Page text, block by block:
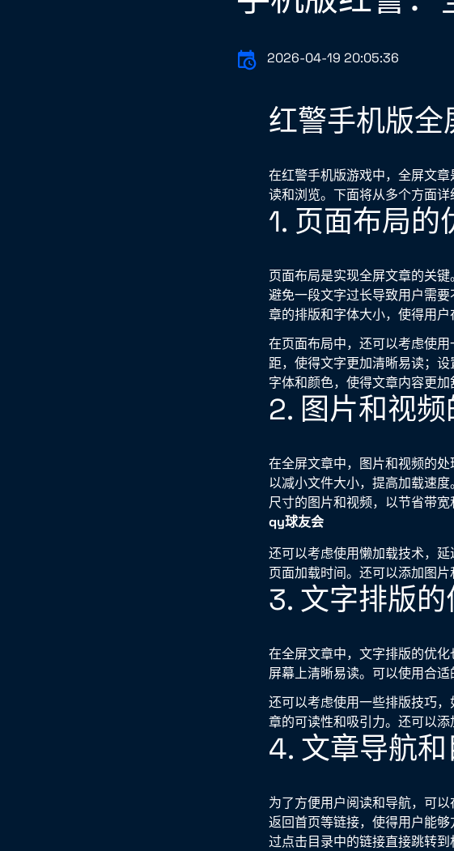
2026-04-19 20:05:36
红警手机版
在红警手机版游戏中，全屏文
读和浏览。下面将从多个方面详
1. 页面布局的
页面布局是实现全屏文章的关
避免一段文字过长导致用户需
章的排版和字体大小，使得用户
在页面布局中，还可以考虑使
距，使得文字更加清晰易读；
字体和颜色，使得文章内容更加
2. 图片和视
在全屏文章中，图片和视频的
以减小文件大小，提高加载速
尺寸的图片和视频，以节省带宽
qy球友会
还可以考虑使用懒加载技术，
页面加载时间。还可以添加图
3. 文字排版的
在全屏文章中，文字排版的优
屏幕上清晰易读。可以使用合
还可以考虑使用一些排版技巧
章的可读性和吸引力。还可以添
4. 文章导航和
为了方便用户阅读和导航，可
返回首页等链接，使得用户能
过点击目录中的链接直接跳转到